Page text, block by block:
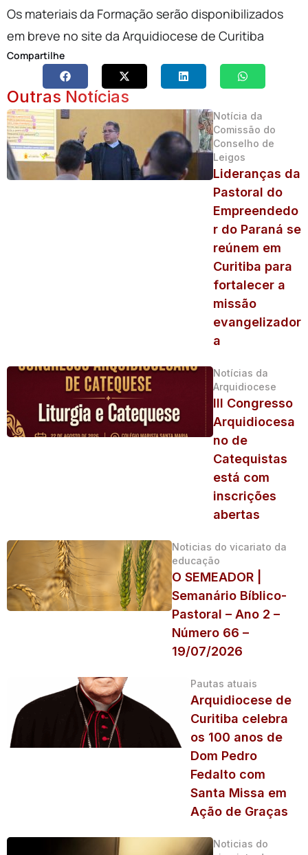
Os materiais da Formação serão disponibilizados
em breve no site da Arquidiocese de Curitiba
Compartilhe
Outras Notícias
Notícia da
Comissão do
Conselho de
Leigos
Lideranças da
Pastoral do
Empreendedo
r do Paraná se
reúnem em
Curitiba para
fortalecer a
missão
evangelizador
a
Notícias da
Arquidiocese
III Congresso
Arquidiocesa
no de
Catequistas
está com
inscrições
abertas
Noticias do vicariato da
educação
O SEMEADOR |
Semanário Bíblico-
Pastoral – Ano 2 –
Número 66 –
19/07/2026
Pautas atuais
Arquidiocese de
Curitiba celebra
os 100 anos de
Dom Pedro
Fedalto com
Santa Missa em
Ação de Graças
Noticias do